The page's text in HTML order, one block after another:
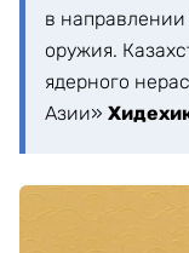
в
оружия.
ядерного
Азии»